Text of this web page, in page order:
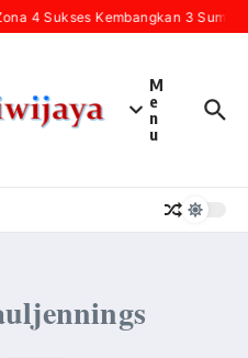
4 Sukses Kembangkan 3
M
e
n
u